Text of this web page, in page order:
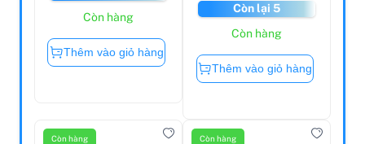
Còn hàng
Thêm vào giỏ hàng
Còn lại 5
Còn hàng
Thêm vào giỏ hàng
Còn hàng Còn hàng